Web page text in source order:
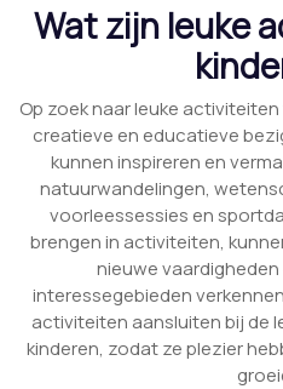
Wat zijn leuke
Op zoek naar leuke
creatieve en educatieve
kunnen inspireren en
natuurwandelingen,
voorleessessies en
brengen in activiteiten,
nieuwe
interessegebieden
activiteiten aansluiten bij de
kinderen, zodat ze plezier